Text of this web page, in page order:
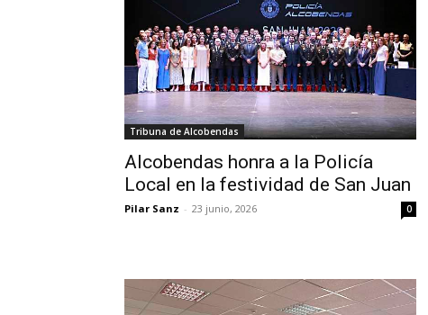
Tribuna de Alcobendas
Alcobendas honra a la Policía
Local en la festividad de San Juan
Pilar Sanz - 23 junio, 2026 0